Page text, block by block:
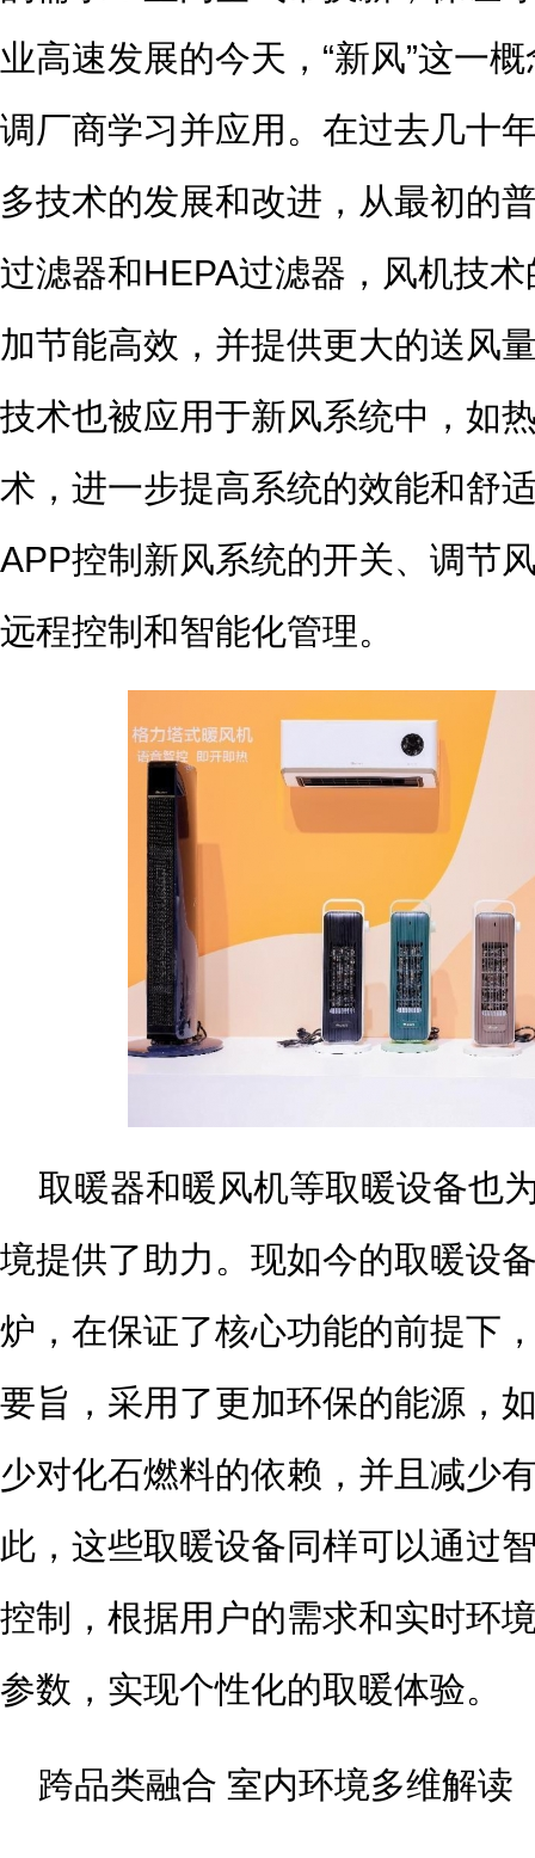
业高速发展的今天，“新风”这一
调厂商学习并应用。在过去几十
多技术的发展和改进，从最初的
过滤器和HEPA过滤器，风机技
加节能高效，并提供更大的送风
技术也被应用于新风系统中，如
术，进一步提高系统的效能和舒
APP控制新风系统的开关、调节
远程控制和智能化管理。
取暖器和暖风机等取暖设备也
境提供了助力。现如今的取暖设
炉，在保证了核心功能的前提下
要旨，采用了更加环保的能源，
少对化石燃料的依赖，并且减少
此，这些取暖设备同样可以通过
控制，根据用户的需求和实时环
参数，实现个性化的取暖体验。
跨品类融合 室内环境多维解读